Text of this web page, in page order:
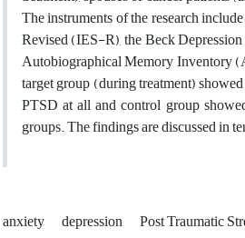
The instruments of the research
Revised (IES-R), the Beck
Autobiographical Memory Inventory
target group (during treatment)
PTSD at all and control group
groups. The findings are discussed in
anxiety depression Post Traumatic